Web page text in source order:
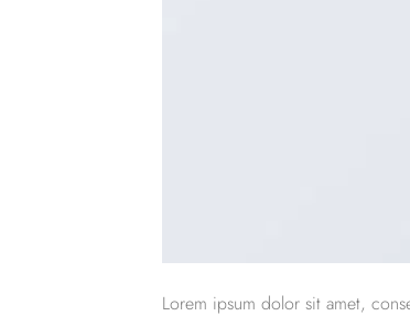
Lorem ipsum dolor sit amet,